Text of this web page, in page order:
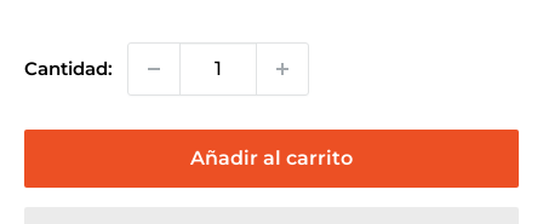
Cantidad:
Añadir al carrito